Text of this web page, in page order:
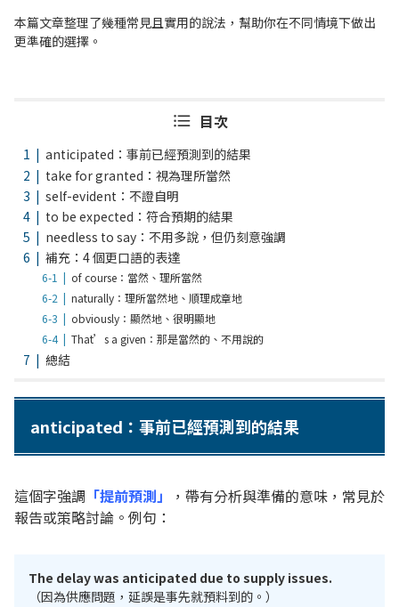
本篇文章整理了幾種常見且實用的說法，幫助你在不同情境下做出
更準確的選擇。
目次
anticipated：事前已經預測到的結果
take for granted：視為理所當然
self-evident：不證自明
to be expected：符合預期的結果
needless to say：不用多說，但仍刻意強調
補充：4 個更口語的表達
of course：當然、理所當然
naturally：理所當然地、順理成章地
obviously：顯然地、很明顯地
That’s a given：那是當然的、不用說的
總結
anticipated：事前已經預測到的結果
這個字強調 「提前預測」
，帶有分析與準備的意味，常見於
報告或策略討論。例句：
The delay was anticipated due to supply issues.
（因為供應問題，延誤是事先就預料到的。）